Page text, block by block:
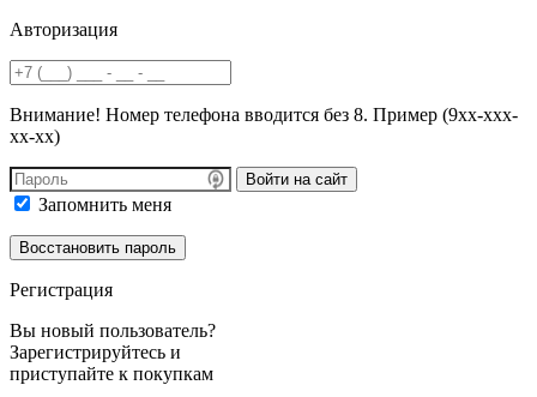
Авторизация
Внимание! Номер телефона вводится без 8. Пример (9хх-ххх-
хх-хх)
Войти на сайт
Запомнить меня
Регистрация
Вы новый пользователь?
Зарегистрируйтесь и
приступайте к покупкам